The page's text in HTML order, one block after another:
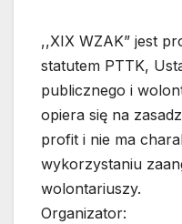
,,XIX WZAK” jest
statutem PTTK,
publicznego i
opiera się na
profit i nie ma
wykorzystaniu
wolontariuszy.
Organizator: